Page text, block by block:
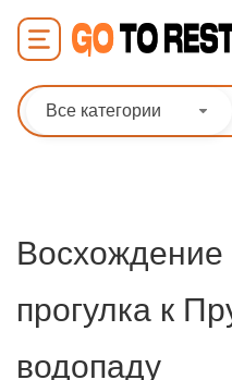
Все категории
Восхождение
прогулка к
водопаду